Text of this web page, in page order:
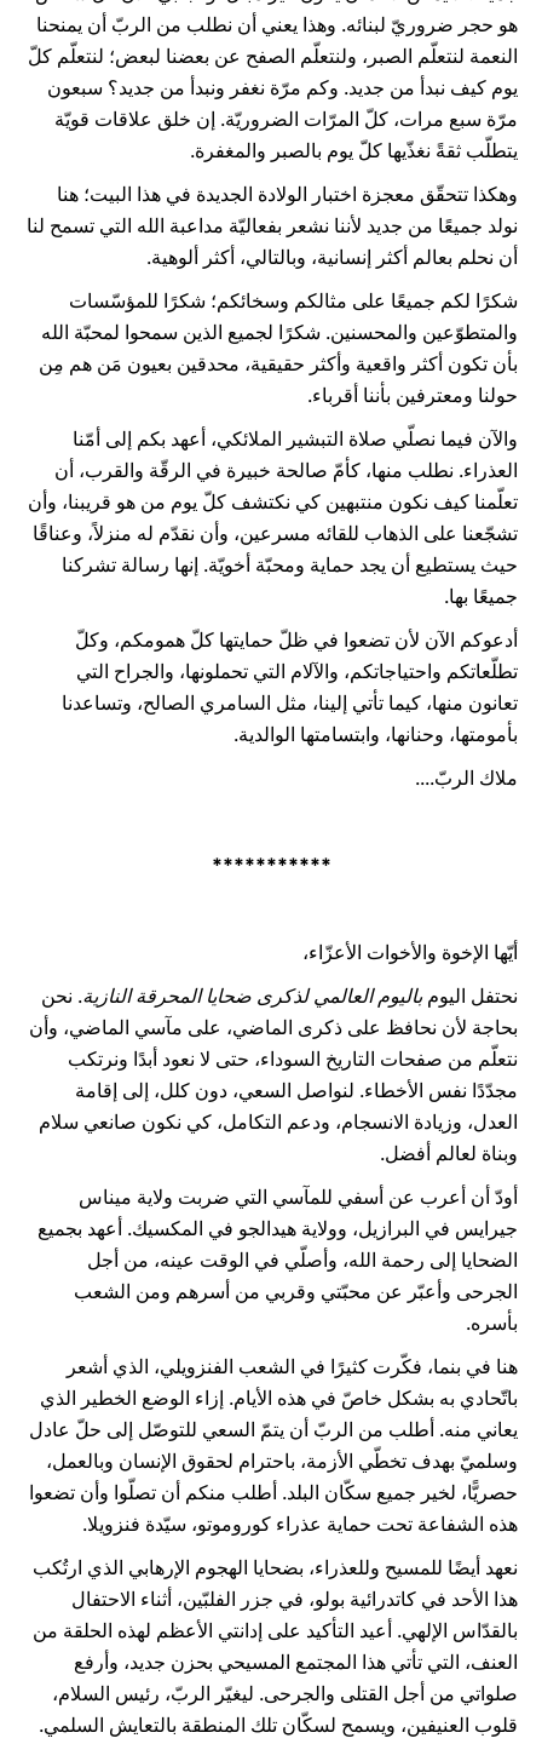
هو حجر ضروريّ لبنائه. وهذا يعني أن نطلب من الربّ أن يمنحنا
النعمة لنتعلّم الصبر، ولنتعلّم الصفح عن بعضنا لبعض؛ لنتعلّم كلّ
يوم كيف نبدأ من جديد. وكم مرّة نغفر ونبدأ من جديد؟ سبعون
مرّة سبع مرات، كلّ المرّات الضروريّة. إن خلق علاقات قويّة
يتطلّب ثقةً نغذّيها كلّ يوم بالصبر والمغفرة.
وهكذا تتحقّق معجزة اختبار الولادة الجديدة في هذا البيت؛ هنا
نولد جميعًا من جديد لأننا نشعر بفعاليّة مداعبة الله التي تسمح لنا
أن نحلم بعالم أكثر إنسانية، وبالتالي، أكثر ألوهية.
شكرًا لكم جميعًا على مثالكم وسخائكم؛ شكرًا للمؤسّسات
والمتطوّعين والمحسنين. شكرًا لجميع الذين سمحوا لمحبّة الله
بأن تكون أكثر واقعية وأكثر حقيقية، محدقين بعيون مَن هم مِن
حولنا ومعترفين بأننا أقرباء.
والآن فيما نصلّي صلاة التبشير الملائكي، أعهد بكم إلى أمّنا
العذراء. نطلب منها، كأمّ صالحة خبيرة في الرقّة والقرب، أن
تعلّمنا كيف نكون منتبهين كي نكتشف كلّ يوم من هو قريبنا، وأن
تشجّعنا على الذهاب للقائه مسرعين، وأن نقدّم له منزلاً، وعناقًا
حيث يستطيع أن يجد حماية ومحبّة أخويّة. إنها رسالة تشركنا
جميعًا بها.
أدعوكم الآن لأن تضعوا في ظلّ حمايتها كلّ همومكم، وكلّ
تطلّعاتكم واحتياجاتكم، والآلام التي تحملونها، والجراح التي
تعانون منها، كيما تأتي إلينا، مثل السامري الصالح، وتساعدنا
بأمومتها، وحنانها، وابتسامتها الوالدية.
ملاك الربّ....
***********
أيّها الإخوة والأخوات الأعزّاء،
نحتفل اليومباليوم العالمي لذكرى ضحايا المحرقة النازية. نحن
بحاجة لأن نحافظ على ذكرى الماضي، على مآسي الماضي، وأن
نتعلّم من صفحات التاريخ السوداء، حتى لا نعود أبدًا ونرتكب
مجدّدًا نفس الأخطاء. لنواصل السعي، دون كلل، إلى إقامة
العدل، وزيادة الانسجام، ودعم التكامل، كي نكون صانعي سلام
وبناة لعالم أفضل.
أودّ أن أعرب عن أسفي للمآسي التي ضربت ولاية ميناس
جيرايس في البرازيل، وولاية هيدالجو في المكسيك. أعهد بجميع
الضحايا إلى رحمة الله، وأصلّي في الوقت عينه، من أجل
الجرحى وأعبّر عن محبّتي وقربي من أسرهم ومن الشعب
بأسره.
هنا في بنما، فكّرت كثيرًا في الشعب الفنزويلي، الذي أشعر
باتّحادي به بشكل خاصّ في هذه الأيام. إزاء الوضع الخطير الذي
يعاني منه. أطلب من الربّ أن يتمّ السعي للتوصّل إلى حلّ عادل
وسلميّ بهدف تخطّي الأزمة، باحترام لحقوق الإنسان وبالعمل،
حصريًّا، لخير جميع سكّان البلد. أطلب منكم أن تصلّوا وأن تضعوا
هذه الشفاعة تحت حماية عذراء كوروموتو، سيّدة فنزويلا.
نعهد أيضًا للمسيح وللعذراء، بضحايا الهجوم الإرهابي الذي ارتُكب
هذا الأحد في كاتدرائية بولو، في جزر الفلبّين، أثناء الاحتفال
بالقدّاس الإلهي. أعيد التأكيد على إدانتي الأعظم لهذه الحلقة من
العنف، التي تأتي هذا المجتمع المسيحي بحزن جديد، وأرفع
صلواتي من أجل القتلى والجرحى. ليغيّر الربّ، رئيس السلام،
قلوب العنيفين، ويسمح لسكّان تلك المنطقة بالتعايش السلمي.